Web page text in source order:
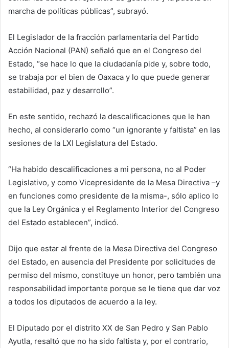
marcha de políticas públicas”, subrayó.
El Legislador de la fracción parlamentaria del Partido
Acción Nacional (PAN) señaló que en el Congreso del
Estado, “se hace lo que la ciudadanía pide y, sobre todo,
se trabaja por el bien de Oaxaca y lo que puede generar
estabilidad, paz y desarrollo”.
En este sentido, rechazó la descalificaciones que le han
hecho, al considerarlo como “un ignorante y faltista” en las
sesiones de la LXI Legislatura del Estado.
“Ha habido descalificaciones a mi persona, no al Poder
Legislativo, y como Vicepresidente de la Mesa Directiva –y
en funciones como presidente de la misma-, sólo aplico lo
que la Ley Orgánica y el Reglamento Interior del Congreso
del Estado establecen”, indicó.
Dijo que estar al frente de la Mesa Directiva del Congreso
del Estado, en ausencia del Presidente por solicitudes de
permiso del mismo, constituye un honor, pero también una
responsabilidad importante porque se le tiene que dar voz
a todos los diputados de acuerdo a la ley.
El Diputado por el distrito XX de San Pedro y San Pablo
Ayutla, resaltó que no ha sido faltista y, por el contrario,